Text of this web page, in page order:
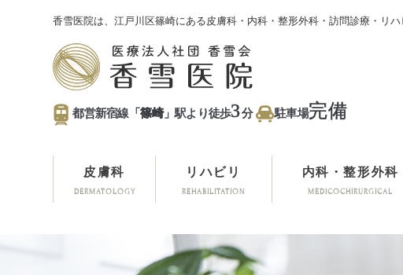
香雪医院は、江戸川区篠崎にある皮膚科・内科・整形外科・訪問診療・リ
都営新宿線「篠崎」駅より徒歩3分 駐車場完備
DERMATOLOGY
皮膚科
REHABILITATION
リハビリ
MEDICOCHIRURGICAL
内科・整形外科